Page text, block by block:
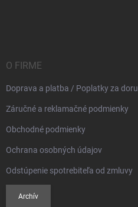
O FIRME
Doprava a platba / Poplatky za
Záručné a reklamačné podmienky
Obchodné podmienky
Ochrana osobných údajov
Odstúpenie spotrebiteľa od zmluvy
Archív